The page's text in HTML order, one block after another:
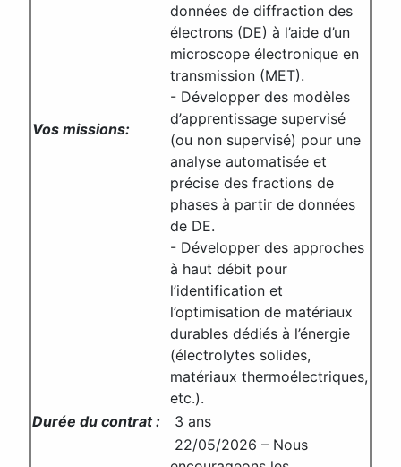
Vos missions:
données de diffraction des
électrons (DE) à l’aide d’un
microscope électronique en
transmission (MET).
- Développer des modèles
d’apprentissage supervisé
(ou non supervisé) pour une
analyse automatisée et
précise des fractions de
phases à partir de données
de DE.
- Développer des approches
à haut débit pour
l’identification et
l’optimisation de matériaux
durables dédiés à l’énergie
(électrolytes solides,
matériaux thermoélectriques,
etc.).
Durée du contrat :
3 ans
22/05/2026 – Nous